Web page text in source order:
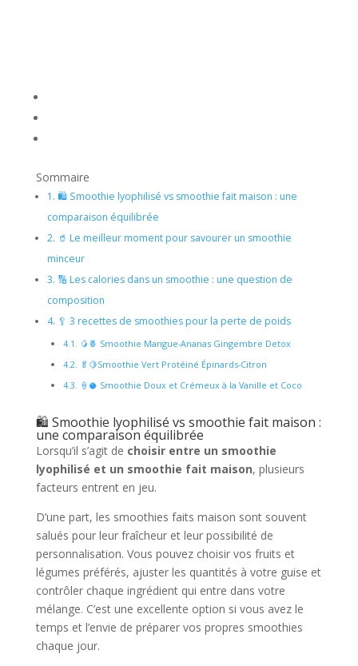
Sommaire
1. 🛍️ Smoothie lyophilisé vs smoothie fait maison : une
comparaison équilibrée
2. 🥤 Le meilleur moment pour savourer un smoothie
minceur
3. 🔢 Les calories dans un smoothie : une question de
composition
4. 🥄 3 recettes de smoothies pour la perte de poids
4.1. 🥭🍍 Smoothie Mangue-Ananas Gingembre Detox
4.2. 🥬🍋Smoothie Vert Protéiné Épinards-Citron
4.3. 🍦🥥 Smoothie Doux et Crémeux à la Vanille et Coco
🛍️ Smoothie lyophilisé vs smoothie fait maison :
une comparaison équilibrée
Lorsqu’il s’agit de choisir entre un smoothie
lyophilisé et un smoothie fait maison, plusieurs
facteurs entrent en jeu.
D’une part, les smoothies faits maison sont souvent
salués pour leur fraîcheur et leur possibilité de
personnalisation. Vous pouvez choisir vos fruits et
légumes préférés, ajuster les quantités à votre guise et
contrôler chaque ingrédient qui entre dans votre
mélange. C’est une excellente option si vous avez le
temps et l’envie de préparer vos propres smoothies
chaque jour.